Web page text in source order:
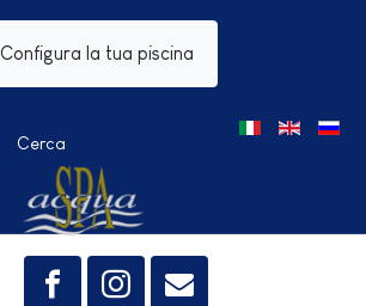
Configura la tua piscina
Cerca
Seleziona la tua